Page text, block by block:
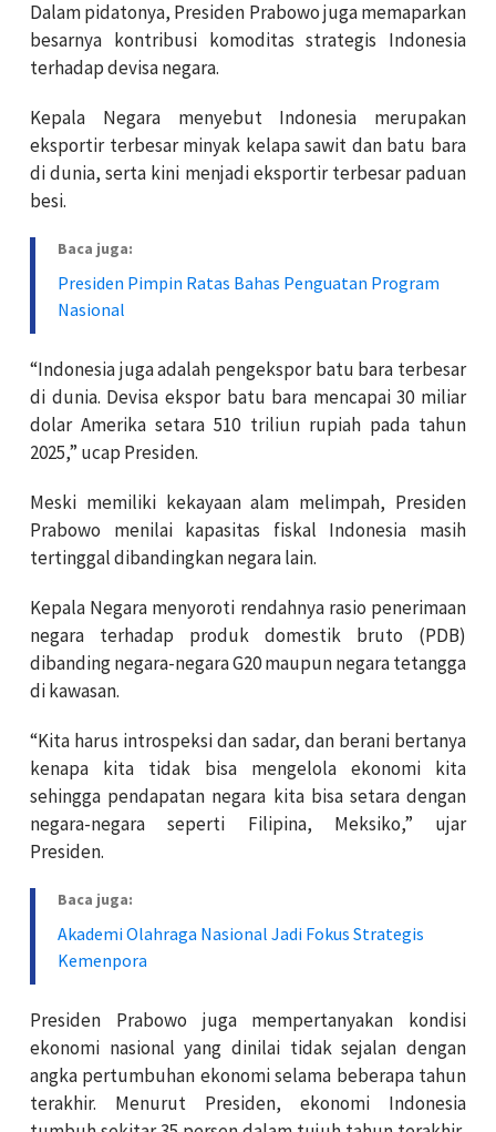
Dalam pidatonya, Presiden Prabowo juga memaparkan
besarnya kontribusi komoditas strategis Indonesia
terhadap devisa negara.
Kepala Negara menyebut Indonesia merupakan
eksportir terbesar minyak kelapa sawit dan batu bara
di dunia, serta kini menjadi eksportir terbesar paduan
besi.
Baca juga:
Presiden Pimpin Ratas Bahas Penguatan Program
Nasional
“Indonesia juga adalah pengekspor batu bara terbesar
di dunia. Devisa ekspor batu bara mencapai 30 miliar
dolar Amerika setara 510 triliun rupiah pada tahun
2025,” ucap Presiden.
Meski memiliki kekayaan alam melimpah, Presiden
Prabowo menilai kapasitas fiskal Indonesia masih
tertinggal dibandingkan negara lain.
Kepala Negara menyoroti rendahnya rasio penerimaan
negara terhadap produk domestik bruto (PDB)
dibanding negara-negara G20 maupun negara tetangga
di kawasan.
“Kita harus introspeksi dan sadar, dan berani bertanya
kenapa kita tidak bisa mengelola ekonomi kita
sehingga pendapatan negara kita bisa setara dengan
negara-negara seperti Filipina, Meksiko,” ujar
Presiden.
Baca juga:
Akademi Olahraga Nasional Jadi Fokus Strategis
Kemenpora
Presiden Prabowo juga mempertanyakan kondisi
ekonomi nasional yang dinilai tidak sejalan dengan
angka pertumbuhan ekonomi selama beberapa tahun
terakhir. Menurut Presiden, ekonomi Indonesia